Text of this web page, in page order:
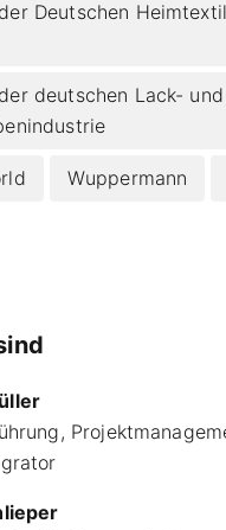
Deutschen
deutschen Lack- und
Wuppermann